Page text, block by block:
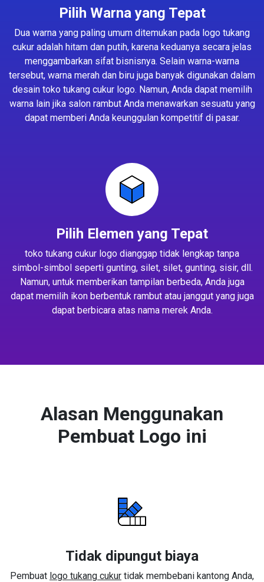
Pilih Warna yang Tepat
Dua warna yang paling umum ditemukan pada logo tukang
cukur adalah hitam dan putih, karena keduanya secara jelas
menggambarkan sifat bisnisnya. Selain warna-warna
tersebut, warna merah dan biru juga banyak digunakan dalam
desain toko tukang cukur logo. Namun, Anda dapat memilih
warna lain jika salon rambut Anda menawarkan sesuatu yang
dapat memberi Anda keunggulan kompetitif di pasar.
Pilih Elemen yang Tepat
toko tukang cukur logo dianggap tidak lengkap tanpa
simbol-simbol seperti gunting, silet, silet, gunting, sisir, dll.
Namun, untuk memberikan tampilan berbeda, Anda juga
dapat memilih ikon berbentuk rambut atau janggut yang juga
dapat berbicara atas nama merek Anda.
Alasan Menggunakan
Pembuat Logo ini
Tidak dipungut biaya
Pembuat logo tukang cukur tidak membebani kantong Anda,